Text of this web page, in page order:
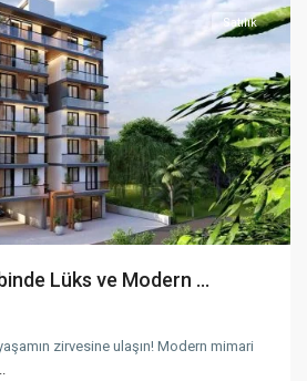
Satılık
Lüks ve Modern ...
zirvesine ulaşın! Modern mimari